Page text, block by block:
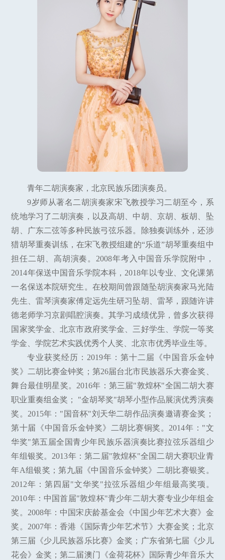
青年二胡演奏家，北京民族乐团演奏员。
9岁师从著名二胡演奏家宋飞教授学习二胡至今，系
统地学习了二胡演奏，以及高胡、中胡、京胡、板胡、坠
胡、广东二弦等多种民族弓弦乐器。除独奏训练外，还涉
猎胡琴重奏训练，在宋飞教授组建的“乐道”胡琴重奏组中
担任二胡、高胡演奏。2008年考入中国音乐学院附中，
2014年保送中国音乐学院本科，2018年以专业、文化课第
一名保送本院研究生。在校期间曾跟随坠胡演奏家马光陆
先生、雷琴演奏家傅定远先生研习坠胡、雷琴，跟随许讲
德老师学习京剧唱腔演奏。其学习成绩优异，曾多次获得
国家奖学金、北京市政府奖学金、三好学生、学院一等奖
学金、学院艺术实践优秀个人奖、北京市优秀毕业生等。
专业获奖经历：2019年：第十二届《中国音乐金钟
奖》二胡比赛金钟奖；第26届台北市民族器乐大赛金奖、
舞台最佳明星奖。2016年：第三届"敦煌杯"全国二胡大赛
职业重奏组金奖； "金胡琴奖"胡琴小型作品展演优秀演奏
奖。2015年："国音杯"刘天华二胡作品演奏邀请赛金奖；
第十届《中国音乐金钟奖》二胡比赛铜奖。2014年："文
华奖"第五届全国青少年民族乐器演奏比赛拉弦乐器组少
年组银奖。2013年：第二届"敦煌杯"全国二胡大赛职业青
年A组银奖；第九届《中国音乐金钟奖》二胡比赛银奖。
2012年：第四届"文华奖"拉弦乐器组少年组最高奖项。
2010年：中国首届"敦煌杯"青少年二胡大赛专业少年组金
奖。2008年：中国宋庆龄基金会《中国少年艺术大赛》金
奖。2007年：香港《国际青少年艺术节》大赛金奖；北京
第三届《少儿民族器乐比赛》金奖；广东省第七届《少儿
花会》金奖；第二届澳门《金荷花杯》国际青少年音乐大